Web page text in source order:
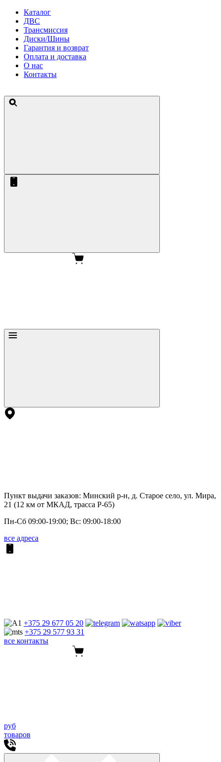
Каталог
ДВС
Трансмиссия
Диски/Шины
Гарантия и возврат
Оплата и доставка
О нас
Контакты
Пункт выдачи заказов: Минский р-н, д. Старое село, ул. Мира,
21 (12 км от МКАД, трасса P-65)
Пн-Сб 09:00-19:00; Вс: 09:00-18:00
все адреса
+375 29 677 05 20
+375 29 577 93 31
все контакты
руб
товаров